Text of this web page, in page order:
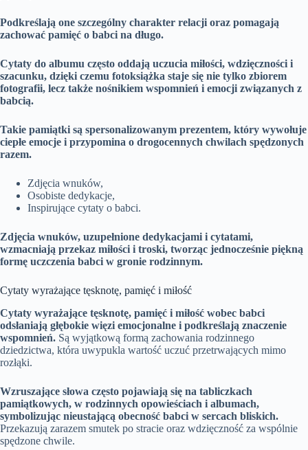
Podkreślają one szczególny charakter relacji oraz pomagają
zachować pamięć o babci na długo.
Cytaty do albumu często oddają uczucia miłości, wdzięczności i
szacunku, dzięki czemu fotoksiążka staje się nie tylko zbiorem
fotografii, lecz także nośnikiem wspomnień i emocji związanych z
babcią.
Takie pamiątki są spersonalizowanym prezentem, który wywołuje
ciepłe emocje i przypomina o drogocennych chwilach spędzonych
razem.
Zdjęcia wnuków,
Osobiste dedykacje,
Inspirujące cytaty o babci.
Zdjęcia wnuków, uzupełnione dedykacjami i cytatami,
wzmacniają przekaz miłości i troski, tworząc jednocześnie piękną
formę uczczenia babci w gronie rodzinnym.
Cytaty wyrażające tęsknotę, pamięć i miłość
Cytaty wyrażające tęsknotę, pamięć i miłość wobec babci
odsłaniają głębokie więzi emocjonalne i podkreślają znaczenie
wspomnień. Są wyjątkową formą zachowania rodzinnego
dziedzictwa, która uwypukla wartość uczuć przetrwających mimo
rozłąki.
Wzruszające słowa często pojawiają się na tabliczkach
pamiątkowych, w rodzinnych opowieściach i albumach,
symbolizując nieustającą obecność babci w sercach bliskich.
Przekazują zarazem smutek po stracie oraz wdzięczność za wspólnie
spędzone chwile.